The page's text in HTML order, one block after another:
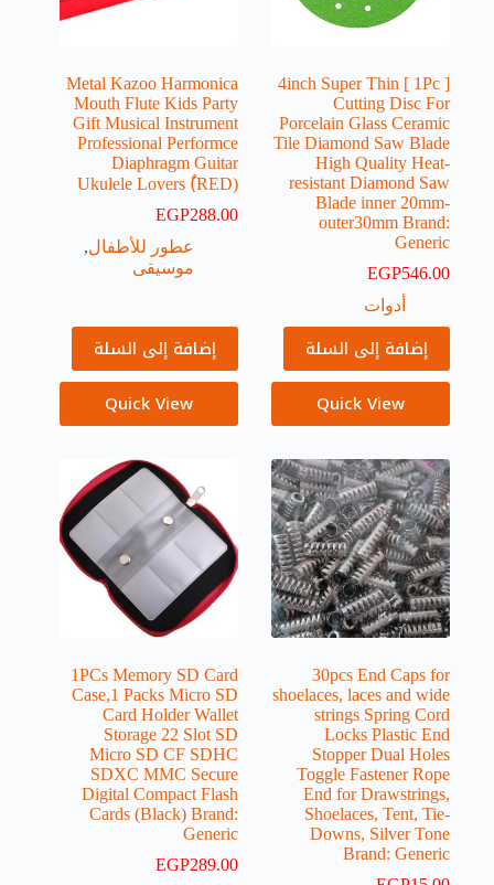
[ 1Pc ] 4inch Super Thin
Cutting Disc For
Porcelain Glass Ceramic
Tile Diamond Saw Blade
High Quality Heat-
resistant Diamond Saw
Blade inner 20mm-
outer30mm Brand:
Generic
EGP546.00
أدوات
إضافة إلى السلة
Quick View
Metal Kazoo Harmonica
Mouth Flute Kids Party
Gift Musical Instrument
Professional Performce
Diaphragm Guitar
Ukulele Lovers (ٌRED)
EGP288.00
عطور للأطفال,
موسيقى
إضافة إلى السلة
Quick View
30pcs End Caps for
shoelaces, laces and wide
strings Spring Cord
Locks Plastic End
Stopper Dual Holes
Toggle Fastener Rope
End for Drawstrings,
Shoelaces, Tent, Tie-
Downs, Silver Tone
Brand: Generic
1PCs Memory SD Card
Case,1 Packs Micro SD
Card Holder Wallet
Storage 22 Slot SD
Micro SD CF SDHC
SDXC MMC Secure
Digital Compact Flash
Cards (Black) Brand:
Generic
EGP289.00